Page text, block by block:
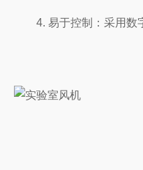
4. 易于控制：采用数